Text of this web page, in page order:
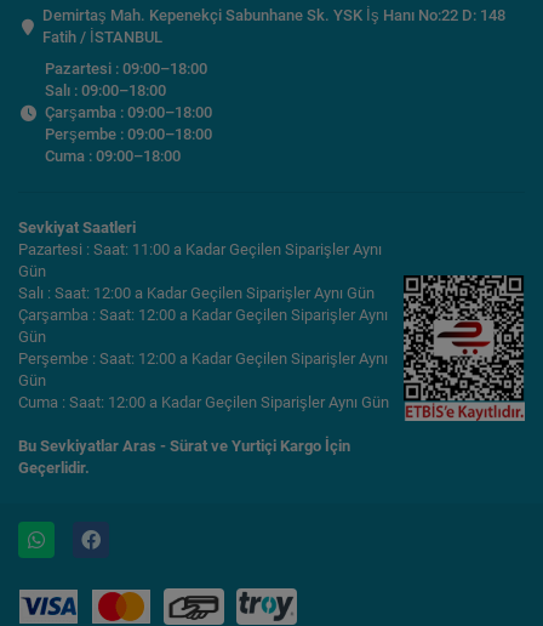
Demirtaş Mah. Kepenekçi Sabunhane Sk. YSK İş Hanı No:22 D: 148
Fatih / İSTANBUL
Pazartesi : 09:00–18:00
Salı : 09:00–18:00
Çarşamba : 09:00–18:00
Perşembe : 09:00–18:00
Cuma : 09:00–18:00
Sevkiyat Saatleri
Pazartesi : Saat: 11:00 a Kadar Geçilen Siparişler Aynı
Gün
Salı : Saat: 12:00 a Kadar Geçilen Siparişler Aynı Gün
Çarşamba : Saat: 12:00 a Kadar Geçilen Siparişler Aynı
Gün
Perşembe : Saat: 12:00 a Kadar Geçilen Siparişler Aynı
Gün
Cuma : Saat: 12:00 a Kadar Geçilen Siparişler Aynı Gün
Bu Sevkiyatlar Aras - Sürat ve Yurtiçi Kargo İçin
Geçerlidir.